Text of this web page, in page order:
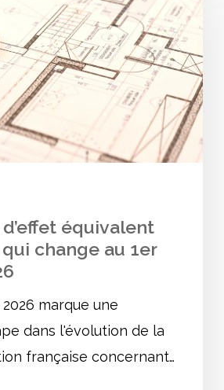
équivalent
qui change au 1er
marque une
dans l'évolution de la
française concernant…